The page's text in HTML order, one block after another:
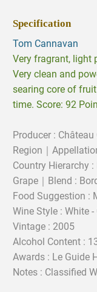
Specification
Tom Cannavan
Very fragrant, light
Very clean and
searing core of
time. Score: 92
Producer : Château
Region｜
Country Hierarchy
Grape｜Blend :
Food Suggestion :
Wine Style : White
Vintage : 2005
Alcohol Content :
Awards : Le Guide
Notes : Classified